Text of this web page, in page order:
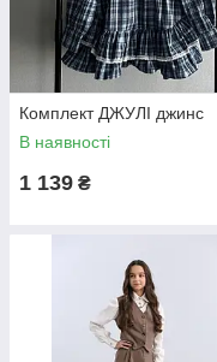
Комплект ДЖУЛІ джинс
В наявності
1 139 ₴